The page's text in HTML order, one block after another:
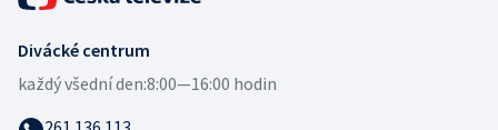
Divácké centrum
každý všední den:8:00—16:00 hodin